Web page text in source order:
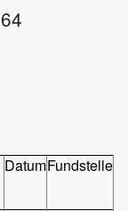
DatumFundstelle